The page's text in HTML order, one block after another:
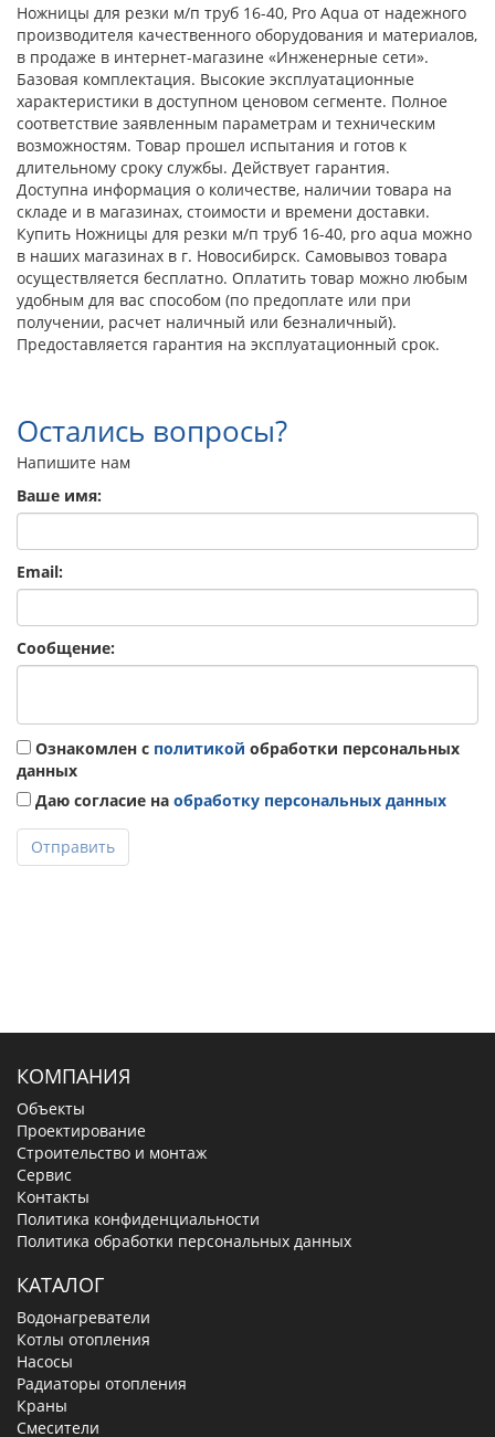
Ножницы для резки м/п труб 16-40, Pro Aqua от надежного
производителя качественного оборудования и материалов,
в продаже в интернет-магазине «Инженерные сети».
Базовая комплектация. Высокие эксплуатационные
характеристики в доступном ценовом сегменте. Полное
соответствие заявленным параметрам и техническим
возможностям. Товар прошел испытания и готов к
длительному сроку службы. Действует гарантия.
Доступна информация о количестве, наличии товара на
складе и в магазинах, стоимости и времени доставки.
Купить Ножницы для резки м/п труб 16-40, pro aqua можно
в наших магазинах в г. Новосибирск. Самовывоз товара
осуществляется бесплатно. Оплатить товар можно любым
удобным для вас способом (по предоплате или при
получении, расчет наличный или безналичный).
Предоставляется гарантия на эксплуатационный срок.
Остались вопросы?
Напишите нам
Ваше имя:
Email:
Сообщение:
Ознакомлен с политикой обработки персональных
данных
Даю согласие на обработку персональных данных
Отправить
КОМПАНИЯ
Объекты
Проектирование
Строительство и монтаж
Сервис
Контакты
Политика конфиденциальности
Политика обработки персональных данных
КАТАЛОГ
Водонагреватели
Котлы отопления
Насосы
Радиаторы отопления
Краны
Смесители